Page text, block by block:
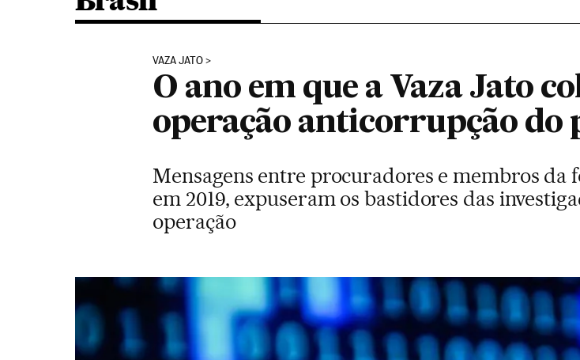
VAZA JATO
O ano em que a Vaza Jato
operação anticorrupção do
Mensagens entre procuradores e membros da
em 2019, expuseram os bastidores das
operação